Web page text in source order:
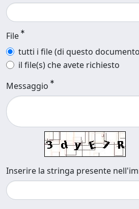
File
tutti i file (di questo
il file(s) che avete richiesto
Messaggio
Inserire la stringa presente